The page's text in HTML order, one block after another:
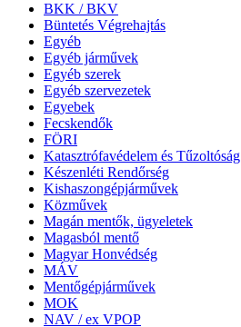
BKK / BKV
Büntetés Végrehajtás
Egyéb
Egyéb járművek
Egyéb szerek
Egyéb szervezetek
Egyebek
Fecskendők
FÖRI
Katasztrófavédelem és Tűzoltóság
Készenléti Rendőrség
Kishaszongépjárművek
Közművek
Magán mentők, ügyeletek
Magasból mentő
Magyar Honvédség
MÁV
Mentőgépjárművek
MOK
NAV / ex VPOP